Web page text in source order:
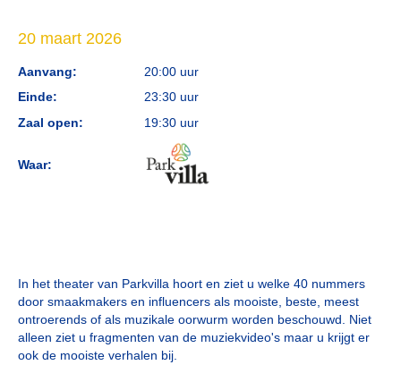
20 maart 2026
Aanvang:
20:00 uur
Einde:
23:30 uur
Zaal open:
19:30 uur
Waar:
In het theater van Parkvilla hoort en ziet u welke 40 nummers
door smaakmakers en influencers als mooiste, beste, meest
ontroerends of als muzikale oorwurm worden beschouwd. Niet
alleen ziet u fragmenten van de muziekvideo's maar u krijgt er
ook de mooiste verhalen bij.